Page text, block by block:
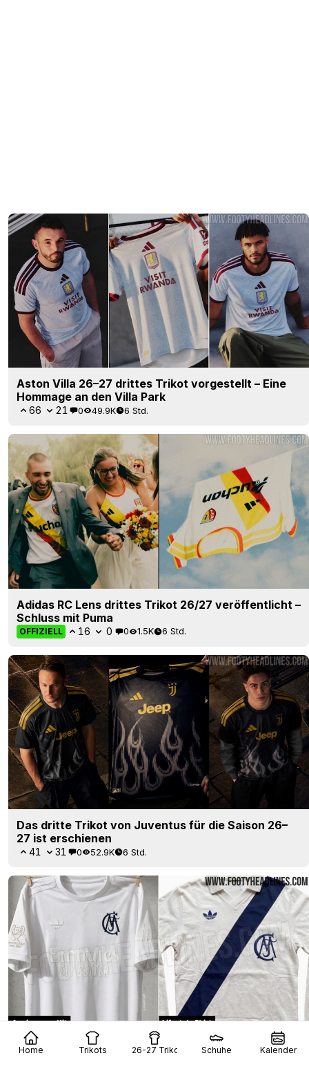
Home Trikots 26-27 Trikots Schuhe Kalender
Aston Villa 26–27 drittes Trikot vorgestellt – Eine
Hommage an den Villa Park
66 21 0 49.9K 6 Std.
Adidas RC Lens drittes Trikot 26/27 veröffentlicht –
Schluss mit Puma
OFFIZIELL 16 0 0 1.5K 6 Std.
Das dritte Trikot von Juventus für die Saison 26–
27 ist erschienen
41 31 0 52.9K 6 Std.
Real Madrid 2027: Lifestyle-Trikot zum 125-jährigen